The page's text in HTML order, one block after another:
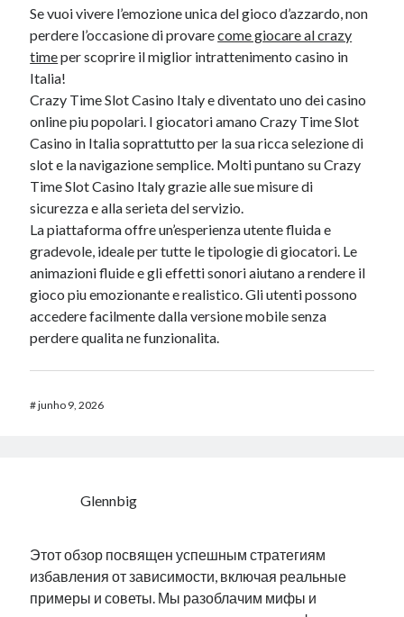
Se vuoi vivere l’emozione unica del gioco d’azzardo, non
perdere l’occasione di provarecome giocare al crazy
timeper scoprire il miglior intrattenimento casino in
Italia!
Crazy Time Slot Casino Italy e diventato uno dei casino
online piu popolari. I giocatori amano Crazy Time Slot
Casino in Italia soprattutto per la sua ricca selezione di
slot e la navigazione semplice. Molti puntano su Crazy
Time Slot Casino Italy grazie alle sue misure di
sicurezza e alla serieta del servizio.
La piattaforma offre un’esperienza utente fluida e
gradevole, ideale per tutte le tipologie di giocatori. Le
animazioni fluide e gli effetti sonori aiutano a rendere il
gioco piu emozionante e realistico. Gli utenti possono
accedere facilmente dalla versione mobile senza
perdere qualita ne funzionalita.
#junho 9, 2026
Glennbig
Этот обзор посвящен успешным стратегиям
избавления от зависимости, включая реальные
примеры и советы. Мы разоблачим мифы и